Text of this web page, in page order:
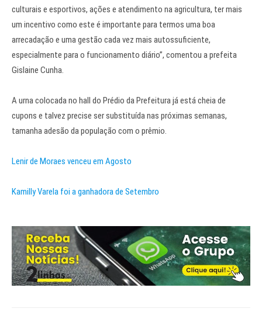
culturais e esportivos, ações e atendimento na agricultura, ter mais
um incentivo como este é importante para termos uma boa
arrecadação e uma gestão cada vez mais autossuficiente,
especialmente para o funcionamento diário”, comentou a prefeita
Gislaine Cunha.
A urna colocada no hall do Prédio da Prefeitura já está cheia de
cupons e talvez precise ser substituída nas próximas semanas,
tamanha adesão da população com o prêmio.
Lenir de Moraes venceu em Agosto
Kamilly Varela foi a ganhadora de Setembro